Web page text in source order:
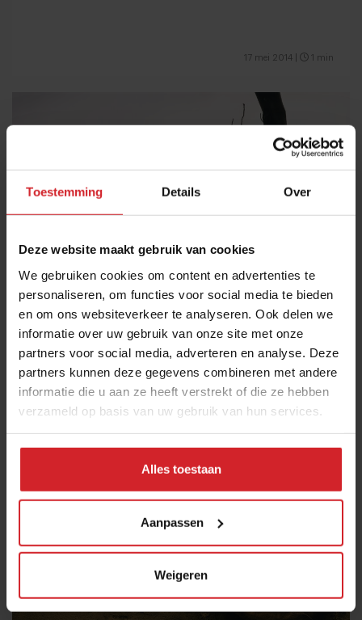
Toestemming Details Over
Deze website maakt gebruik van cookies
We gebruiken cookies om content en advertenties te
personaliseren, om functies voor social media te bieden
en om ons websiteverkeer te analyseren. Ook delen we
informatie over uw gebruik van onze site met onze
partners voor social media, adverteren en analyse. Deze
partners kunnen deze gegevens combineren met andere
informatie die u aan ze heeft verstrekt of die ze hebben
verzameld op basis van uw gebruik van hun services.
Alles toestaan
Aanpassen
Weigeren
17 mei 2014 1 min
FRIS: Mossel & Gin